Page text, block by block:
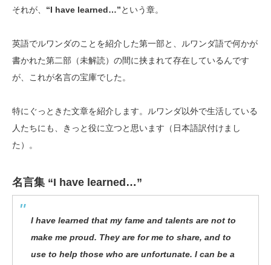
それが、 “I have learned…”という章。
英語でルワンダのことを紹介した第一部と、ルワンダ語で何かが
書かれた第二部（未解読）の間に挟まれて存在しているんです
が、これが名言の宝庫でした。
特にぐっときた文章を紹介します。ルワンダ以外で生活している
人たちにも、きっと役に立つと思います（日本語訳付けまし
た）。
名言集 “I have learned…”
I have learned that my fame and talents are not to
make me proud. They are for me to share, and to
use to help those who are unfortunate. I can be a